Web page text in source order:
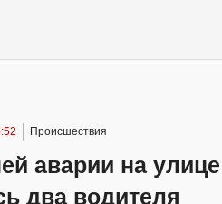
Происшествия
аварии на
два водителя